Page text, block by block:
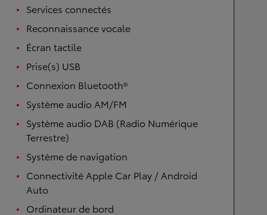
Services connectés
Reconnaissance vocale
Écran tactile
Prise(s) USB
Connexion Bluetooth®
Système audio AM/FM
Système audio DAB (Radio Numérique
Terrestre)
Système de navigation
Connectivité Apple Car Play / Android
Auto
Ordinateur de bord